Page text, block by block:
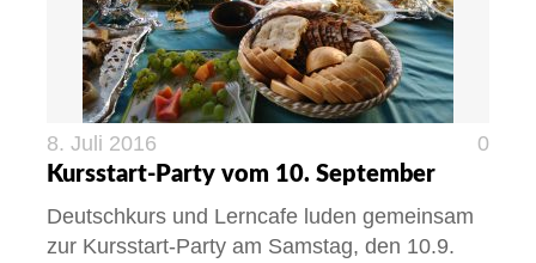
8. Juli 2016
0
Kursstart-Party vom 10. September
Deutschkurs und Lerncafe luden gemeinsam
zur Kursstart-Party am Samstag, den 10.9.